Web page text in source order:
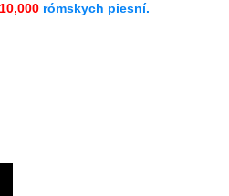
rómskych piesní.